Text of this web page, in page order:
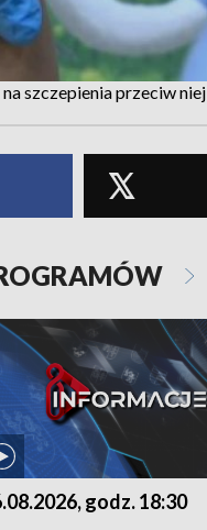
na szczepienia przeciw niej
godz. 18:30